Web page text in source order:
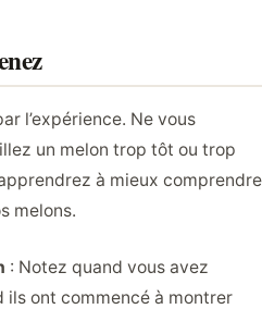
l’expérience. Ne vous
un melon trop tôt ou trop
à mieux comprendre
melons.
: Notez quand vous avez
ils ont commencé à montrer